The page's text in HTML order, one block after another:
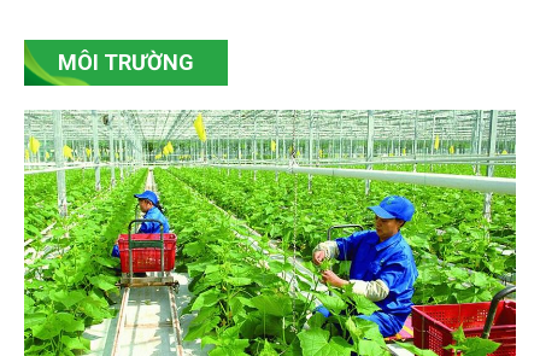
vụ tháng 8 và tháng 9 đang được tiếp tục triển khai
với tiến độ khác nhau.
MÔI TRƯỜNG